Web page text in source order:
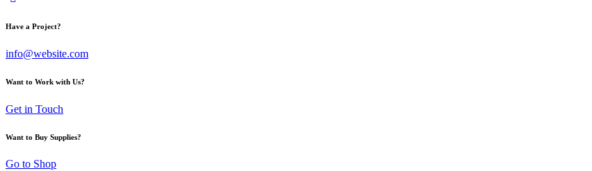
Have a Project?
info@website.com
Want to Work with Us?
Get in Touch
Want to Buy Supplies?
Go to Shop